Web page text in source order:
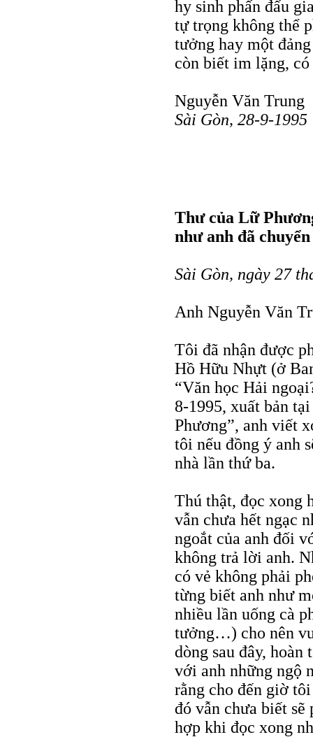
hy sinh phấn đấu
tự trọng không thể
tưởng hay một
còn biết im lặng,
Nguyễn Văn Trung
Sài Gòn, 28-9-1995
Thư của Lữ
như anh đã
Sài Gòn, ngày 27
Anh Nguyễn Văn
Tôi đã nhận được
Hồ Hữu Nhựt (ở
“Văn học Hải
8-1995, xuất bản
Phương”, anh viết
tôi nếu đồng ý anh
nhà lần thứ ba.
Thú thật, đọc xong
vẫn chưa hết ngạc
ngoắt của anh đối
không trả lời anh.
có vẻ không phải
từng biết anh như
nhiều lần uống cà
tưởng…) cho nên
dòng sau đây,
với anh những ngộ
rằng cho đến giờ
đó vẫn chưa biết
hợp khi đọc xong